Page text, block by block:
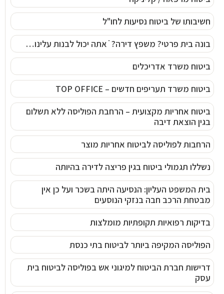
חשיבותו של ביטוח נסיעות לחו"ל
בונה בית פרטי? משפץ דירה? ֿ אתה יכול לבנות עלינו…
ביטוח משרד אדריכלים
ביטוח משרד תעריפים חדשים – TOP OFFICE
ביטוח אחריות מקצועית – הרחבת הפוליסה ללא תשלום
בגין הוצאת דיבה
הרחבות לפוליסה לביטוח אחריות מוצר
נשללו תגמולי ביטוח בגין פריצה לדירה בהיותה
בית המשפט העליון: הנסיעה היתה בשכר ועל כן אין
מבטחת הרכב חבה בנזקי הנוסעים
בדיקות רפואיות תקופתיות מומלצות
הפוליסה המקיפה ביותר לביטוח בתי כנסת
דרישות חברת הביטוח למיגוני אש בפוליסה לביטוח בית
עסק